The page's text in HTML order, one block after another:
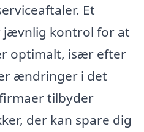
Et
kontrol for at
optimalt, især efter
ændringer i det
tilbyder
der kan spare dig